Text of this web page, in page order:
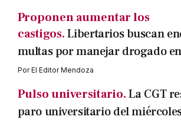
Proponen aumentar los
castigos.Libertarios buscan
multas por manejar drogado
PorEl Editor Mendoza
Pulso universitario.La CGT
paro universitario del